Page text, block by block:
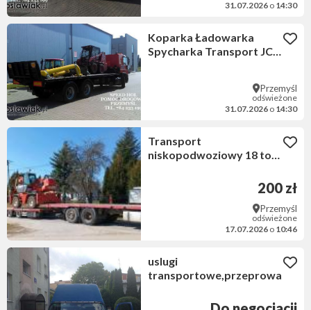
31.07.2026 o 14:30
Koparka Ładowarka
Spycharka Transport JCB
Przemyśl
odświeżone
31.07.2026 o 14:30
Transport
niskopodwoziowy 18 ton
200 zł
Przemyśl
odświeżone
17.07.2026 o 10:46
uslugi
transportowe,przeprowadzki